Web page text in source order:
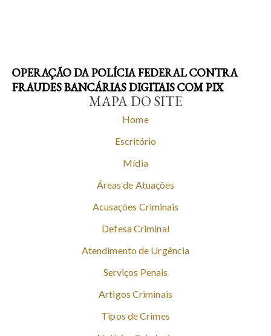
OPERAÇÃO DA POLÍCIA FEDERAL CONTRA
FRAUDES BANCÁRIAS DIGITAIS COM PIX
MAPA DO SITE
Home
Escritório
Mídia
Áreas de Atuações
Acusações Criminais
Defesa Criminal
Atendimento de Urgência
Serviços Penais
Artigos Criminais
Tipos de Crimes